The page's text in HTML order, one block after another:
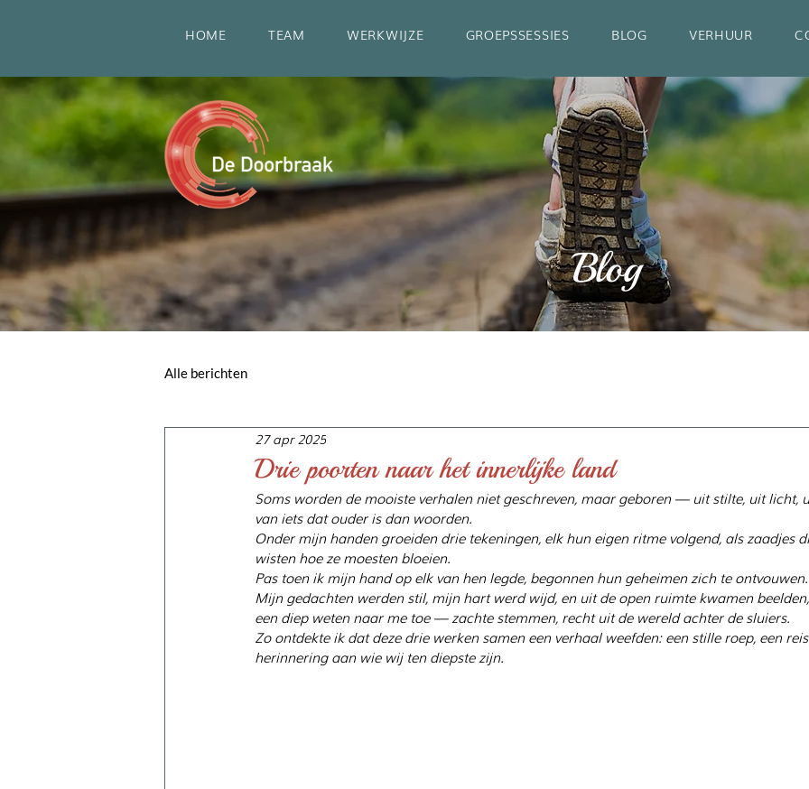
HOME TEAM WERKWIJZE GROEPSSESSIES BLOG VERHUUR
Blog
Alle berichten
Drie poorten naar het innerlijke land
27 apr 2025
Soms worden de mooiste verhalen niet geschreven, maar geboren — uit stilte, uit licht,
van iets dat ouder is dan woorden.
Onder mijn handen groeiden drie tekeningen, elk hun eigen ritme volgend, als zaadjes
wisten hoe ze moesten bloeien.
Pas toen ik mijn hand op elk van hen legde, begonnen hun geheimen zich te ontvouwen.
Mijn gedachten werden stil, mijn hart werd wijd, en uit de open ruimte kwamen
een diep weten naar me toe — zachte stemmen, recht uit de wereld achter de sluiers.
Zo ontdekte ik dat deze drie werken samen een verhaal weefden: een stille roep, een
herinnering aan wie wij ten diepste zijn.